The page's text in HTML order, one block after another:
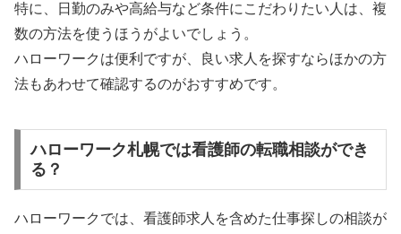
特に、日勤のみや高給与など条件にこだわりたい人は、複
数の方法を使うほうがよいでしょう。
ハローワークは便利ですが、良い求人を探すならほかの方
法もあわせて確認するのがおすすめです。
ハローワーク札幌では看護師の転職相談ができ
る？
ハローワークでは、看護師求人を含めた仕事探しの相談が